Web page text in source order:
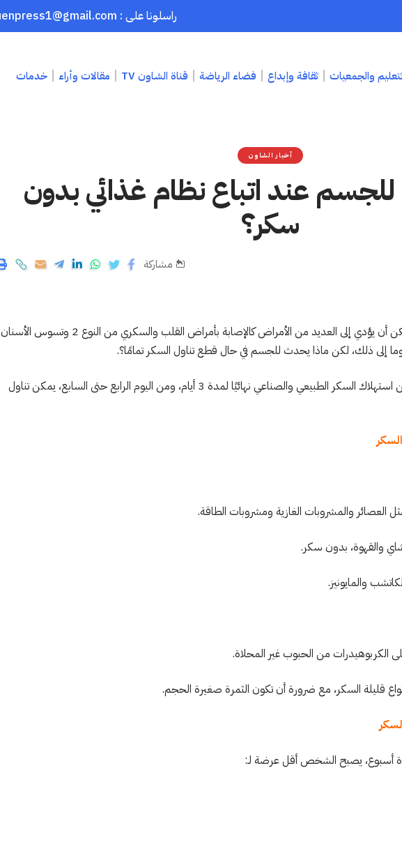
راسلونا على : chaouenpress1@gmail.com
والجمعيات ثقافة وإبداع فضاء الرياضة قناة الشاون TV مقالات وأراء خدمات
أخبار الشاون
عند اتباع نظام غذائي بدون
سكر؟
مشاركة
بما ان تناول السكر بكميات زائدة يمكن أن يؤدي إلى العديد من الأمراض كالإصابة بأمراض القلب والسكري من النوع 2 وتسوس الأسنان
وما إلى ذلك، لكن ماذا يحدث للجسم في حال قطع تناول السكر تمامًا؟.
يشترط هذا النظام الغذائي التوقف عن استهلاك السكر الطبيعي والصناعي نهائيًا لمدة 3 أيام، ومن اليوم الرابع حتى السابع، يمكن تناول
العصائر والمشروبات الغازية ومشروبات الطاقة.
والقهوة، بدون سكر.
والمايونيز.
الكربوهيدرات من الحبوب غير المحلاة.
قليلة السكر، مع ضرورة أن تكون الثمرة صغيرة الحجم.
أسبوع، يصبح الشخص أقل عرضة لـ: